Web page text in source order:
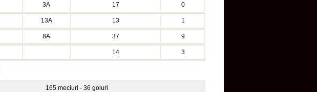
3A 17 0
13A 13 1
8A 37 9
14 3
165 meciuri - 36 goluri